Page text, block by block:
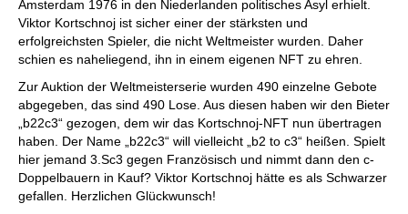
Amsterdam 1976 in den Niederlanden politisches Asyl erhielt.
Viktor Kortschnoj ist sicher einer der stärksten und
erfolgreichsten Spieler, die nicht Weltmeister wurden. Daher
schien es naheliegend, ihn in einem eigenen NFT zu ehren.
Zur Auktion der Weltmeisterserie wurden 490 einzelne Gebote
abgegeben, das sind 490 Lose. Aus diesen haben wir den Bieter
„b22c3“ gezogen, dem wir das Kortschnoj-NFT nun übertragen
haben. Der Name „b22c3“ will vielleicht „b2 to c3“ heißen. Spielt
hier jemand 3.Sc3 gegen Französisch und nimmt dann den c-
Doppelbauern in Kauf? Viktor Kortschnoj hätte es als Schwarzer
gefallen. Herzlichen Glückwunsch!